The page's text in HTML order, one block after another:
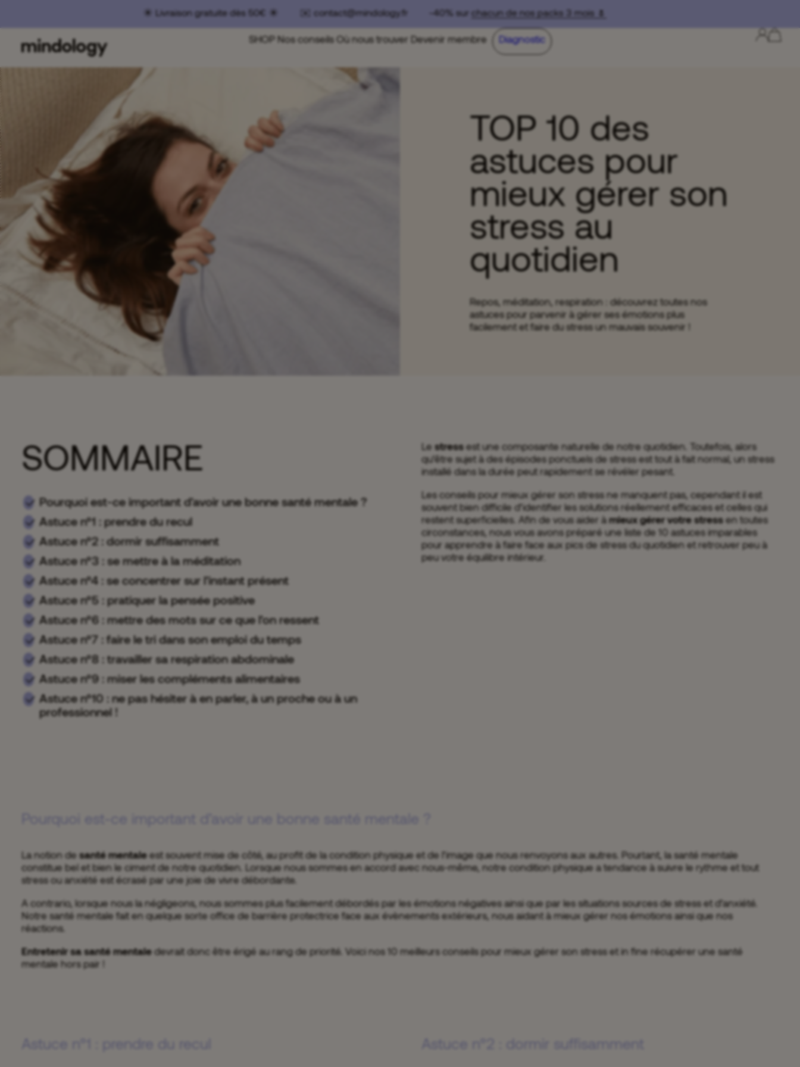
☀️ Livraison gratuite dès 50€ ☀️ ✉️ contact@mindology.fr -40% surchacun de nos packs 3 mois 🌷
SHOP Nos conseils Où nous trouver Devenir membre Diagnostic
TOP 10 des
astuces pour
mieux gérer son
stress au
quotidien
Repos, méditation, respiration : découvrez toutes nos
astuces pour parvenir à gérer ses émotions plus
facilement et faire du stress un mauvais souvenir !
SOMMAIRE
Pourquoi est-ce important d'avoir une bonne santé mentale ?
Astuce n°1 : prendre du recul
Astuce n°2 : dormir suffisamment
Astuce n°3 : se mettre à la méditation
Astuce n°4 : se concentrer sur l'instant présent
Astuce n°5 : pratiquer la pensée positive
Astuce n°6 : mettre des mots sur ce que l'on ressent
Astuce n°7 : faire le tri dans son emploi du temps
Astuce n°8 : travailler sa respiration abdominale
Astuce n°9 : miser les compléments alimentaires
Astuce n°10 : ne pas hésiter à en parler, à un proche ou à un
professionnel !
Le stressest une composante naturelle de notre quotidien. Toutefois, alors
qu’être sujet à des épisodes ponctuels de stress est tout à fait normal, un stress
installé dans la durée peut rapidement se révéler pesant.
Les conseils pour mieux gérer son stress ne manquent pas, cependant il est
souvent bien difficile d’identifier les solutions réellement efficaces et celles qui
restent superficielles. Afin de vous aider àmieux gérer votre stressen toutes
circonstances, nous vous avons préparé une liste de 10 astuces imparables
pour apprendre à faire face aux pics de stress du quotidien et retrouver peu à
peu votre équilibre intérieur.
La notion de santé mentaleest souvent mise de côté, au profit de la condition physique et de l’image que nous renvoyons aux autres. Pourtant, la santé mentale
constitue bel et bien le ciment de notre quotidien. Lorsque nous sommes en accord avec nous-même, notre condition physique a tendance à suivre le rythme et tout
stress ou anxiété est écrasé par une joie de vivre débordante.
A contrario, lorsque nous la négligeons, nous sommes plus facilement débordés par les émotions négatives ainsi que par les situations sources de stress et d’anxiété.
Notre santé mentale fait en quelque sorte office de barrière protectrice face aux évènements extérieurs, nous aidant à mieux gérer nos émotions ainsi que nos
réactions.
Entretenir sa santé mentaledevrait donc être érigé au rang de priorité. Voici nos 10 meilleurs conseils pour mieux gérer son stress et in fine récupérer une santé
mentale hors pair !